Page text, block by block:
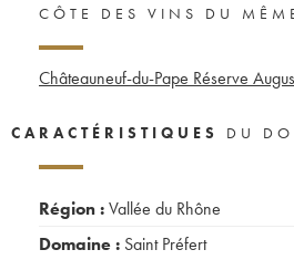
CÔTE DES VINS DU
Châteauneuf-du-Pape Réserve
CARACTÉRISTIQUES DU
Région :Vallée du Rhône
Domaine : Saint Préfert